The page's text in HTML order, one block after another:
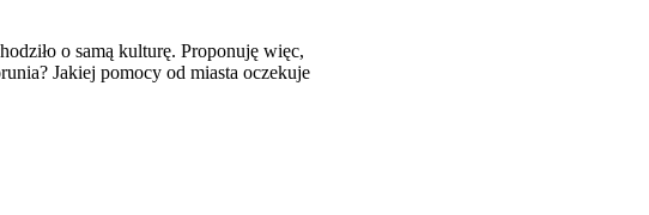
o samą kulturę. Proponuję więc,
Jakiej pomocy od miasta oczekuje